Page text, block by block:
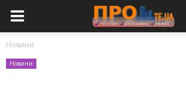
Новини
Новини